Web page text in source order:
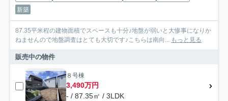
新築
87.35平米程の建物面積でスペースも十分♪地盤が弱いと大惨事になりか
ねませんので地盤調査はとても大切です♪こちらは南向... もっと見る
販売中の物件
８号棟
3,490万円
- / 87.35㎡ / 3LDK